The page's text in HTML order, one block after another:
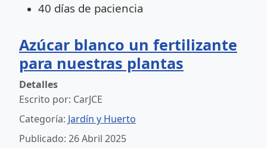
40 días de paciencia
Azúcar blanco un fertilizante
para nuestras plantas
Detalles
Escrito por: CarJCE
Categoría: Jardín y Huerto
Publicado: 26 Abril 2025